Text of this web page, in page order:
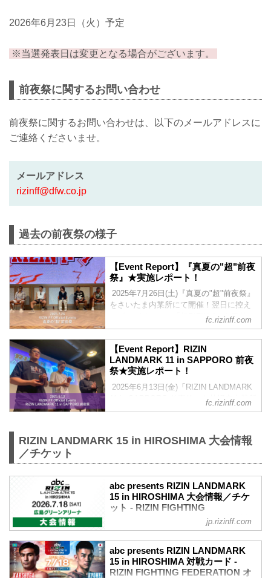
先駆けて前日に前夜祭イベントを開催い
ゲストファイターは、仙台大会でフライ
2026年6月23日（火）予定
※当選発表日は変更となる場合がございます。
前夜祭に関するお問い合わせ
前夜祭に関するお問い合わせは、以下のメールアドレスに
ご連絡くださいませ。
メールアドレス
rizinff@dfw.co.jp
過去の前夜祭の様子
【Event Report】『真夏の"超"前夜
祭』★実施レポート！
2025年7月26日(土)『真夏の"超"前夜祭』
をさいたま内某所にて開催！翌日に控え
るビッグイベント「超RIZIN.4」を目前
に、選手とファンが直接交流できる特別
なイベントとして、大きな盛り上がりを
見せた前夜祭！当日の様子をレポートに
てお届けいたします！強者・超強者会員
様限定で「前夜祭ムービー」も公開！
▽『真夏の"超"前夜祭』の概要はこちら
の"超"前夜祭』ファンクラブ参加者大募
fc.rizinff.com
【Event Report】RIZIN
LANDMARK 11 in SAPPORO 前夜
祭★実施レポート！
2025年6月13日(金)「RIZIN LANDMARK
11 in SAPPORO 前夜祭」を札幌市内某所
にて開催！当日の様子をレポートにして
限定で「前夜祭ムービー」も公開！前夜
祭ムービーは25分越えの大ボリュームな
要はこちら▽ 2025/5/19 公開 6/13(土)開
催『RIZIN LANDMARK 11 in SAPPORO
前夜祭』ファンクラブ参加者大...
fc.rizinff.com
RIZIN LANDMARK 15 in HIROSHIMA 大会情報
／チケット
abc presents RIZIN LANDMARK
15 in HIROSHIMA 大会情報／チケ
ット - RIZIN FIGHTING
FEDERATION オフィシャルサイト
HIROSHIMA 大会概要
開催日時
2026年7月18日（土）12:00開場（予定）
jp.rizinff.com
abc presents RIZIN LANDMARK
15 in HIROSHIMA 対戦カード -
RIZIN FIGHTING FEDERATION オ